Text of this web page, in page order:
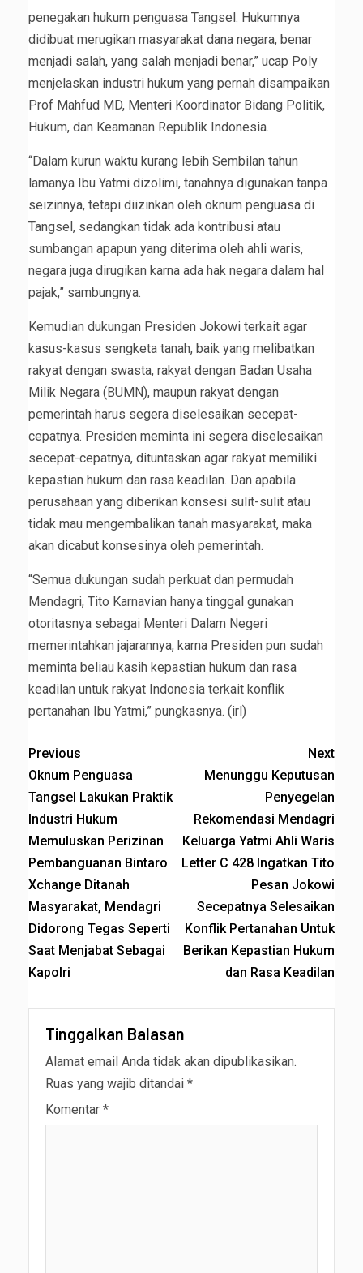
penegakan hukum penguasa Tangsel. Hukumnya
didibuat merugikan masyarakat dana negara, benar
menjadi salah, yang salah menjadi benar,” ucap Poly
menjelaskan industri hukum yang pernah disampaikan
Prof Mahfud MD, Menteri Koordinator Bidang Politik,
Hukum, dan Keamanan Republik Indonesia.
“Dalam kurun waktu kurang lebih Sembilan tahun
lamanya Ibu Yatmi dizolimi, tanahnya digunakan tanpa
seizinnya, tetapi diizinkan oleh oknum penguasa di
Tangsel, sedangkan tidak ada kontribusi atau
sumbangan apapun yang diterima oleh ahli waris,
negara juga dirugikan karna ada hak negara dalam hal
pajak,” sambungnya.
Kemudian dukungan Presiden Jokowi terkait agar
kasus-kasus sengketa tanah, baik yang melibatkan
rakyat dengan swasta, rakyat dengan Badan Usaha
Milik Negara (BUMN), maupun rakyat dengan
pemerintah harus segera diselesaikan secepat-
cepatnya. Presiden meminta ini segera diselesaikan
secepat-cepatnya, dituntaskan agar rakyat memiliki
kepastian hukum dan rasa keadilan. Dan apabila
perusahaan yang diberikan konsesi sulit-sulit atau
tidak mau mengembalikan tanah masyarakat, maka
akan dicabut konsesinya oleh pemerintah.
“Semua dukungan sudah perkuat dan permudah
Mendagri, Tito Karnavian hanya tinggal gunakan
otoritasnya sebagai Menteri Dalam Negeri
memerintahkan jajarannya, karna Presiden pun sudah
meminta beliau kasih kepastian hukum dan rasa
keadilan untuk rakyat Indonesia terkait konflik
pertanahan Ibu Yatmi,” pungkasnya. (irl)
Previous
Oknum Penguasa
Tangsel Lakukan Praktik
Industri Hukum
Memuluskan Perizinan
Pembanguanan Bintaro
Xchange Ditanah
Masyarakat, Mendagri
Didorong Tegas Seperti
Saat Menjabat Sebagai
Kapolri
Next
Menunggu Keputusan
Penyegelan
Rekomendasi Mendagri
Keluarga Yatmi Ahli Waris
Letter C 428 Ingatkan Tito
Pesan Jokowi
Secepatnya Selesaikan
Konflik Pertanahan Untuk
Berikan Kepastian Hukum
dan Rasa Keadilan
Tinggalkan Balasan
Alamat email Anda tidak akan dipublikasikan.
Ruas yang wajib ditandai *
Komentar *